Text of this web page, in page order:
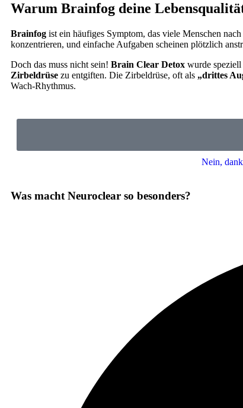
Warum Brainfog deine
Brainfog ist ein häufiges Symptom, das viele Menschen
konzentrieren, und einfache Aufgaben scheinen plötzlich
Doch das muss nicht sein! Brain Clear Detox wurde
Zirbeldrüse zu entgiften. Die Zirbeldrüse, oft als „drittes
Wach-Rhythmus.
Nein,
Was macht Neuroclear so besonders?